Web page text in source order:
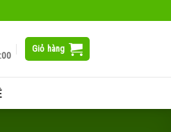
Giỏ hàng